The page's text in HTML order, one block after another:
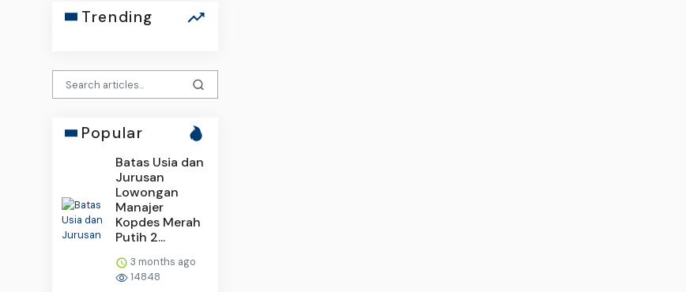
Trending
Popular
Batas Usia dan
Jurusan
Lowongan
Manajer
Kopdes Merah
Putih 2...
3 months ago
14848